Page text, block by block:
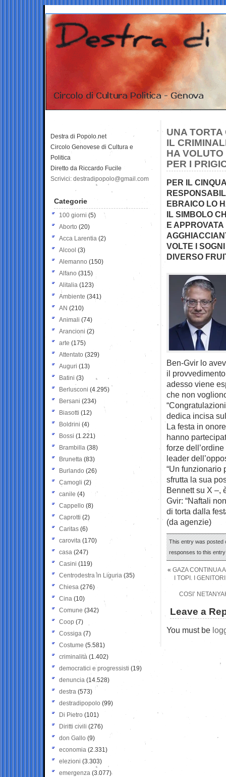
UNA
IL
HA VOLUTO
PER I
PER IL
EBRAICO LO
IL SIMBOLO
E
VOLTE I
DIVERSO
Ben-Gvir lo
il
adesso viene
che non
dedica incisa
La festa in
hanno
forze
leader
“Un funzionario
sfrutta la sua
Bennett su X –,
Gvir: “Naftali
di torta dalla
(da agenzie)
This entry was posted
responses to this
« GAZA CONTINUA
I TOPI. I
COSI’
Leave a
You must be
Destra di Popolo.net
Circolo Genovese di Cultura e
Politica
Diretto da Riccardo Fucile
Scrivici: destradipopolo@gmail.com
Categorie
100 giorni (5)
Aborto (20)
Acca Larentia (2)
Alcool (3)
Alemanno (150)
Alfano (315)
Alitalia (123)
Ambiente (341)
AN (210)
Animali (74)
Arancioni (2)
arte (175)
Attentato (329)
Auguri (13)
Batini (3)
Berlusconi (4.295)
Bersani (234)
Biasotti (12)
Boldrini (4)
Bossi (1.221)
Brambilla (38)
Brunetta (83)
Burlando (26)
Camogli (2)
canile (4)
Cappello (8)
Caprotti (2)
Caritas (6)
carovita (170)
casa (247)
Casini (119)
Centrodestra in Liguria (35)
Chiesa (276)
Cina (10)
Comune (342)
Coop (7)
Cossiga (7)
Costume (5.581)
criminalità (1.402)
democratici e progressisti (19)
denuncia (14.528)
destra (573)
destradipopolo (99)
Di Pietro (101)
Diritti civili (276)
don Gallo (9)
economia (2.331)
elezioni (3.303)
emergenza (3.077)